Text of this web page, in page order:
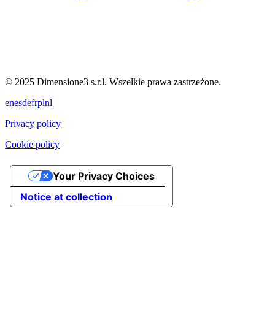
© 2025 Dimensione3 s.r.l. Wszelkie prawa zastrzeżone.
enesdefrplnl
Privacy policy
Cookie policy
Notice at collection
Your Privacy Choices